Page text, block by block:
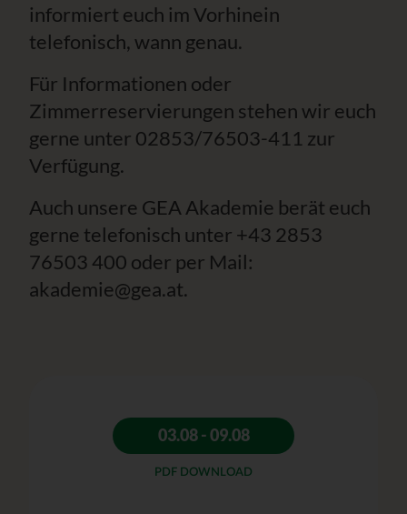
informiert euch im Vorhinein
telefonisch, wann genau.
Für Informationen oder
Zimmerreservierungen stehen wir euch
gerne unter 02853/76503-411 zur
Verfügung.
Auch unsere GEA Akademie berät euch
gerne telefonisch unter +43 2853
76503 400 oder per Mail:
akademie@gea.at.
03.08 - 09.08
PDF DOWNLOAD